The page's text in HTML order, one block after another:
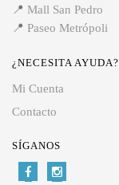
📍 Mall San Pedro
📍 Paseo Metrópoli
¿NECESITA AYUDA?
Mi Cuenta
Contacto
SÍGANOS